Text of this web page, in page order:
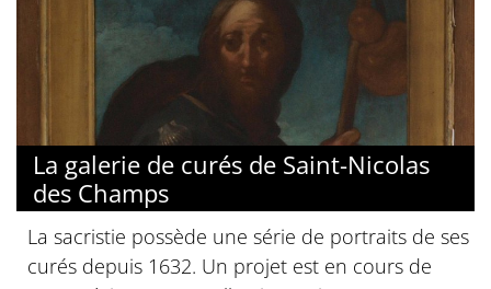
La galerie de curés de Saint-Nicolas
des Champs
La sacristie possède une série de portraits de ses
curés depuis 1632. Un projet est en cours de